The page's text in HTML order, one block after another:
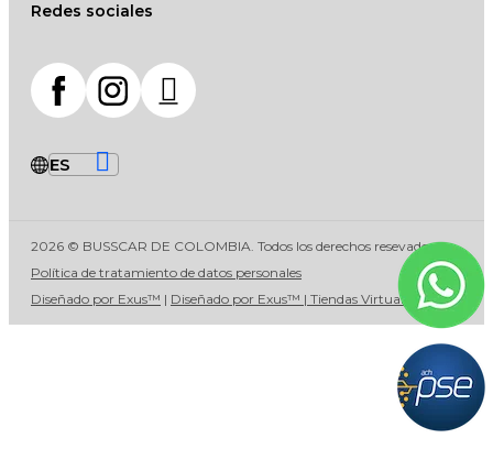
Redes sociales
2026 © BUSSCAR DE COLOMBIA. Todos los derechos resevados
Política de tratamiento de datos personales
Diseñado por Exus™ | Diseñado por Exus™ | Tiendas Virtuales